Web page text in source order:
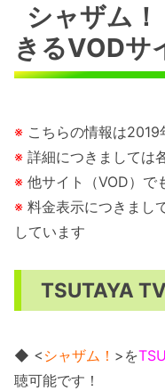
シャザム
きるVODサ
※ こちらの情報は2019
※ 詳細につきましては
※ 他サイト（VOD）で
※ 料金表示につきまし
しています
TSUTAYA TV
◆ < シャザム！ >を
聴可能です！